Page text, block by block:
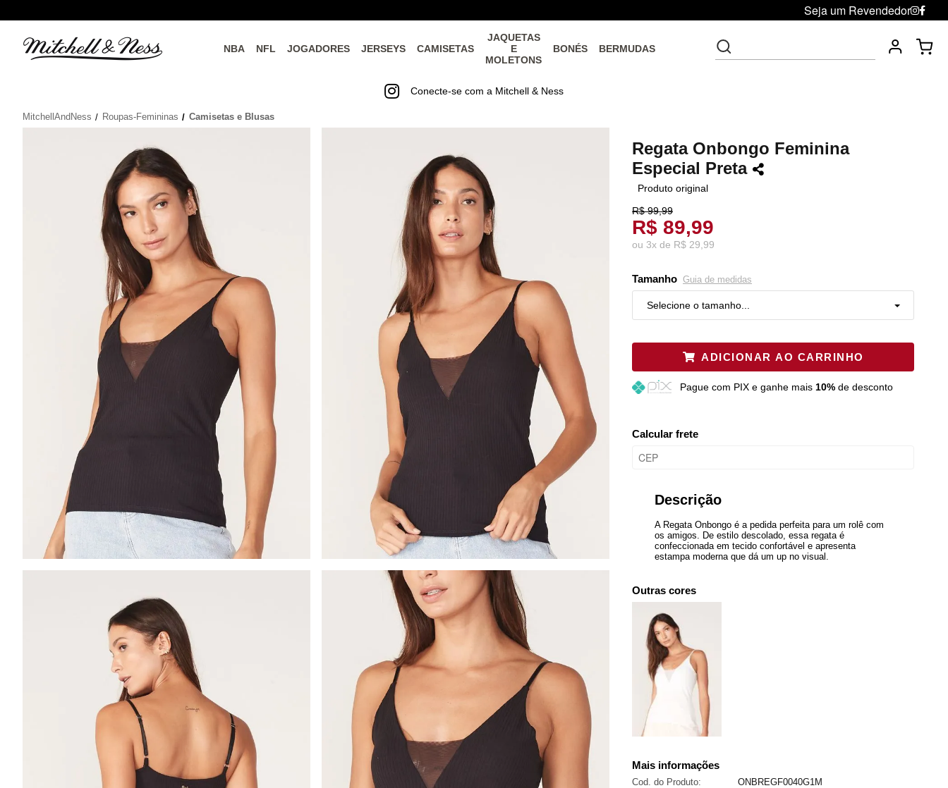
Seja um Revendedor
NBA NFL JOGADORES JERSEYS CAMISETAS
JAQUETAS
E
MOLETONS
BONÉS BERMUDAS
Conecte-se com a Mitchell & Ness
MitchellAndNess Roupas-Femininas Camisetas e Blusas
Regata Onbongo Feminina
Especial Preta
Produto original
R$ 99,99
R$ 89,99
ou 3x de R$ 29,99
Tamanho Guia de medidas
Selecione o tamanho...
Resta 1 item
G Esgotado
ADICIONAR AO CARRINHO
Pague com PIX e ganhe mais 10%de desconto
Calcular frete
Descrição
A Regata Onbongo é a pedida perfeita para um rolê com
os amigos. De estilo descolado, essa regata é
confeccionada em tecido confortável e apresenta
estampa moderna que dá um up no visual.
Outras cores
Mais informações
Cod. do Produto:
ONBREGF0040G1M